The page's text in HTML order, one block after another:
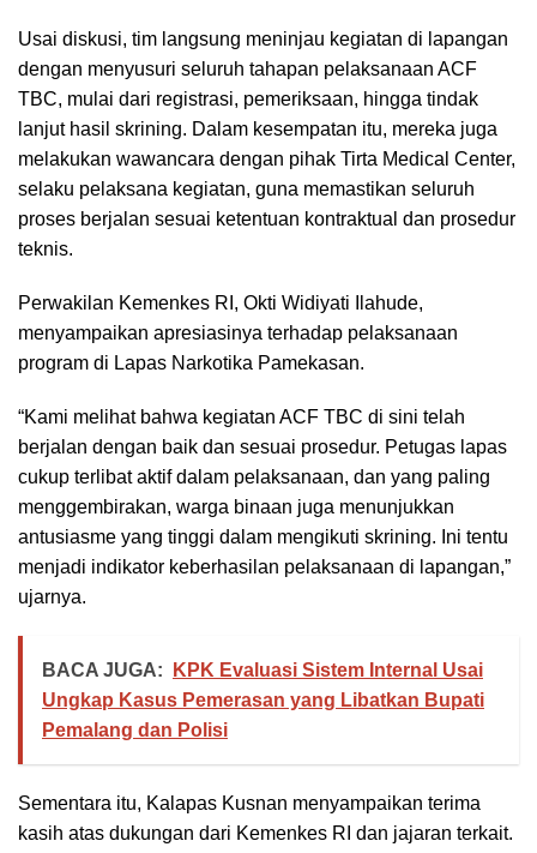
Usai diskusi, tim langsung meninjau kegiatan di lapangan
dengan menyusuri seluruh tahapan pelaksanaan ACF
TBC, mulai dari registrasi, pemeriksaan, hingga tindak
lanjut hasil skrining. Dalam kesempatan itu, mereka juga
melakukan wawancara dengan pihak Tirta Medical Center,
selaku pelaksana kegiatan, guna memastikan seluruh
proses berjalan sesuai ketentuan kontraktual dan prosedur
teknis.
Perwakilan Kemenkes RI, Okti Widiyati Ilahude,
menyampaikan apresiasinya terhadap pelaksanaan
program di Lapas Narkotika Pamekasan.
“Kami melihat bahwa kegiatan ACF TBC di sini telah
berjalan dengan baik dan sesuai prosedur. Petugas lapas
cukup terlibat aktif dalam pelaksanaan, dan yang paling
menggembirakan, warga binaan juga menunjukkan
antusiasme yang tinggi dalam mengikuti skrining. Ini tentu
menjadi indikator keberhasilan pelaksanaan di lapangan,”
ujarnya.
BACA JUGA:
KPK Evaluasi Sistem Internal Usai
Ungkap Kasus Pemerasan yang Libatkan Bupati
Pemalang dan Polisi
Sementara itu, Kalapas Kusnan menyampaikan terima
kasih atas dukungan dari Kemenkes RI dan jajaran terkait.